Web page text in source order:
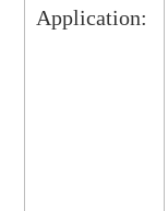
Application: